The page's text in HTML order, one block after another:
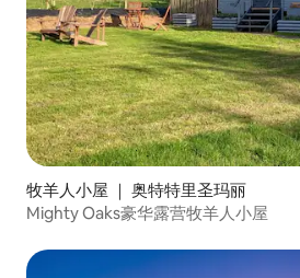
牧羊人小屋 ｜ 奥特特里圣玛丽
Mighty Oaks豪华露营牧羊人小屋